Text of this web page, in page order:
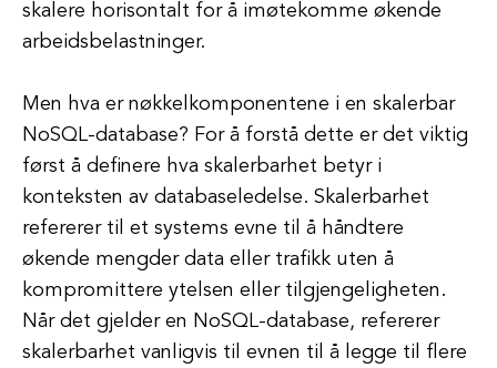
skalere horisontalt for å imøtekomme økende
arbeidsbelastninger.
Men hva er nøkkelkomponentene i en skalerbar
NoSQL-database? For å forstå dette er det viktig
først å definere hva skalerbarhet betyr i
konteksten av databaseledelse. Skalerbarhet
refererer til et systems evne til å håndtere
økende mengder data eller trafikk uten å
kompromittere ytelsen eller tilgjengeligheten.
Når det gjelder en NoSQL-database, refererer
skalerbarhet vanligvis til evnen til å legge til flere